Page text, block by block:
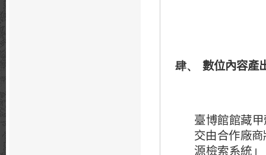
肆、 數位內容產
臺博館館藏
交由合作廠
源檢索系統